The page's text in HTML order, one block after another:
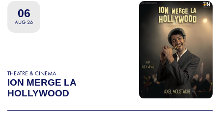
06
AUG 26
THEATRE & CINEMA
ION MERGE LA
HOLLYWOOD